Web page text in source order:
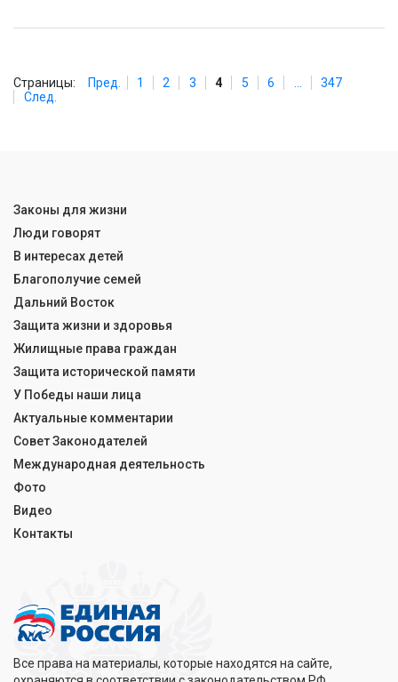
Страницы: Пред. 1 2 3 4 5 6
347
След.
Все права на материалы, которые находятся на сайте,
Законы для жизни
Люди говорят
В интересах детей
Благополучие семей
Дальний Восток
Защита жизни и здоровья
Жилищные права граждан
Защита исторической памяти
У Победы наши лица
Актуальные комментарии
Совет Законодателей
Международная деятельность
Фото
Видео
Контакты